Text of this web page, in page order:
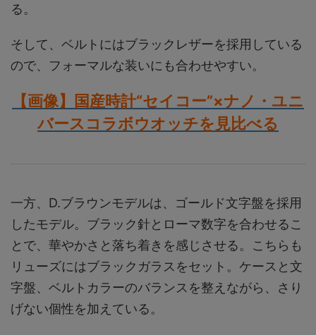
る。
そして、ベルトにはブラックレザーを採用している
ので、フォーマルな装いにも合わせやすい。
【画像】国産時計“セイコー”×ナノ・ユニ
バースコラボウオッチを見比べる
一方、D.ブラウンモデルは、ゴールド文字盤を採用
したモデル。ブラック針とローマ数字を合わせるこ
とで、華やかさと落ち着きを感じさせる。こちらも
リューズにはブラックガラスをセット。ケースと文
字盤、ベルトカラーのバランスを整えながら、さり
げない個性を加えている。